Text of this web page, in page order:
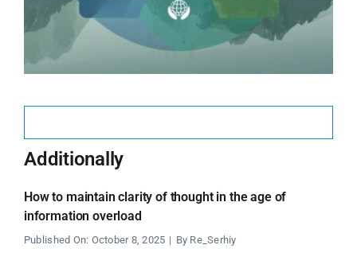
Additionally
How to maintain clarity of thought in the age of
information overload
Published On: October 8, 2025 | By Re_Serhiy